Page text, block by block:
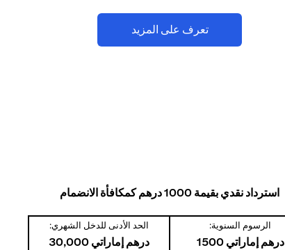
تعرف على المزيد
استرداد نقدي بقيمة 1000 درهم كمكافأة الانضمام
الرسوم السنوية:
درهم إماراتي 1500
الحد الأدنى للدخل الشهري:
درهم إماراتي 30,000